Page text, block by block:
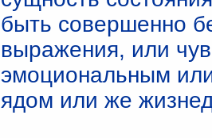
быть совершенно
выражения, или
эмоциональным
ядом или же